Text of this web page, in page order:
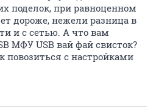
поделок, при равноценном
дороже, нежели разница в
и с сетью. А что вам
МФУ USB вай фай свисток?
повозиться с настройками